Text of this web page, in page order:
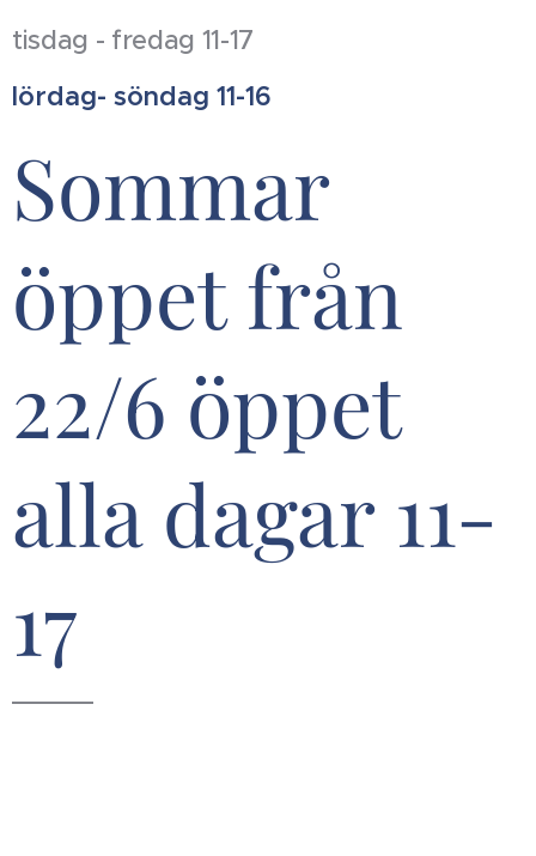
tisdag - fredag 11-17
lördag- söndag 11-16
Sommar
öppet från
22/6 öppet
alla dagar 11-
17